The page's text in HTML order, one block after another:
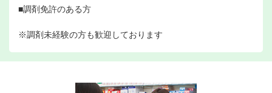
■調剤免許のある方
※調剤未経験の方も歓迎しております